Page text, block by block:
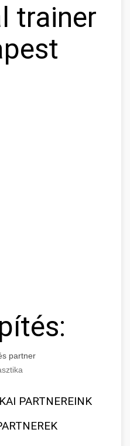
trainer
partner
PARTNEREINK